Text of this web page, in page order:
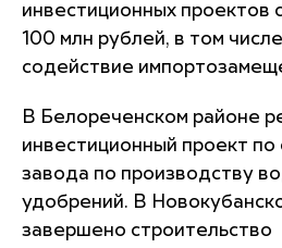
инвестиционных проектов
100 млн рублей, в том
содействие
В Белореченском районе
инвестиционный проект по
завода по производству
удобрений. В
завершено строительство